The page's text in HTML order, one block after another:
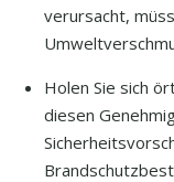
verursacht,
Holen Sie sich
diesen